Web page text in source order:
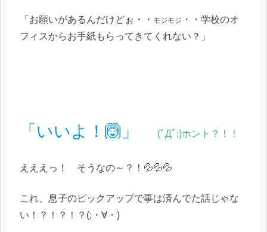
「お願いがあるんだけどぉ・・ モジモジ ・・学校のオ
フィスからお手紙もらってきてくれない？」
「いいよ！🙆」 (ﾟДﾟ;)ホント？！！
えええっ！ そうなの～？！💦💦💦
これ、息子のピックアップで事は済んでた話じゃな
い！？！？！？(;・∀・)